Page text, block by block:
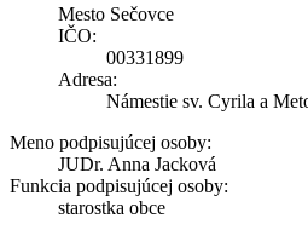
Mesto Sečovce
IČO:
00331899
Adresa:
Námestie sv. Cyrila a
Meno podpisujúcej osoby:
JUDr. Anna Jacková
Funkcia podpisujúcej osoby:
starostka obce